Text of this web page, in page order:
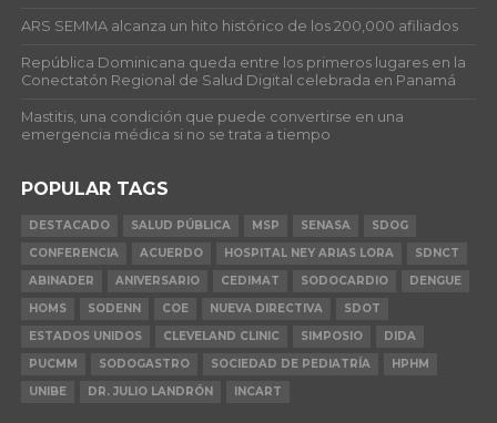
ARS SEMMA alcanza un hito histórico de los 200,000 afiliados
República Dominicana queda entre los primeros lugares en la
Conectatón Regional de Salud Digital celebrada en Panamá
Mastitis, una condición que puede convertirse en una
emergencia médica si no se trata a tiempo
POPULAR TAGS
DESTACADO SALUD PÚBLICA MSP SENASA
SDOG
CONFERENCIA
ACUERDO HOSPITAL NEY ARIAS LORA
SDNCT
ABINADER
ANIVERSARIO CEDIMAT SODOCARDIO
DENGUE
HOMS
SODENN COE NUEVA DIRECTIVA
SDOT
ESTADOS UNIDOS
CLEVELAND CLINIC SIMPOSIO
DIDA
PUCMM
SODOGASTRO SOCIEDAD DE PEDIATRÍA
HPHM
UNIBE
DR. JULIO LANDRÓN INCART